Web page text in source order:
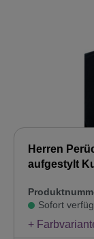
Herren
aufgestylt
Sofort
+